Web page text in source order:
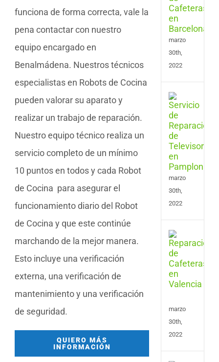
funciona de forma correcta, vale la
pena contactar con nuestro
equipo encargado en
Benalmádena. Nuestros técnicos
especialistas en Robots de Cocina
pueden valorar su aparato y
realizar un trabajo de reparación.
Nuestro equipo técnico realiza un
servicio completo de un mínimo
10 puntos en todos y cada Robot
de Cocina para asegurar el
funcionamiento diario del Robot
de Cocina y que este continúe
marchando de la mejor manera.
Esto incluye una verificación
externa, una verificación de
mantenimiento y una verificación
de seguridad.
QUIERO MÁS
INFORMACIÓN
en
marzo
30th,
2022
de
en
marzo
30th,
2022
de
de
en
marzo
30th,
2022